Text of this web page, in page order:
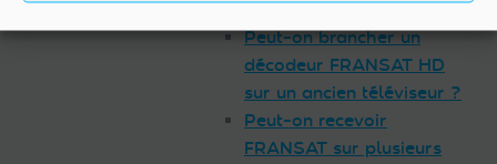
génération ?
Peut-on brancher un
décodeur FRANSAT HD
sur un ancien téléviseur ?
Peut-on recevoir
FRANSAT sur plusieurs